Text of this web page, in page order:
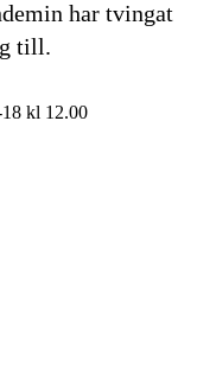
har tvingat
till.
kl 12.00